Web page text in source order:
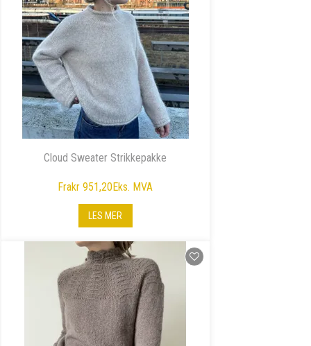
Cloud Sweater Strikkepakke
Frakr 951,20Eks. MVA
LES MER